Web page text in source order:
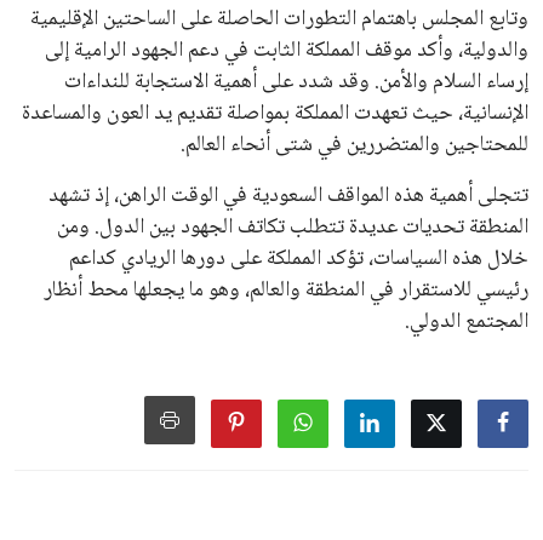
وتابع المجلس باهتمام التطورات الحاصلة على الساحتين الإقليمية
والدولية، وأكد موقف المملكة الثابت في دعم الجهود الرامية إلى
إرساء السلام والأمن. وقد شدد على أهمية الاستجابة للنداءات
الإنسانية، حيث تعهدت المملكة بمواصلة تقديم يد العون والمساعدة
للمحتاجين والمتضررين في شتى أنحاء العالم.
تتجلى أهمية هذه المواقف السعودية في الوقت الراهن، إذ تشهد
المنطقة تحديات عديدة تتطلب تكاتف الجهود بين الدول. ومن
خلال هذه السياسات، تؤكد المملكة على دورها الريادي كداعم
رئيسي للاستقرار في المنطقة والعالم، وهو ما يجعلها محط أنظار
المجتمع الدولي.